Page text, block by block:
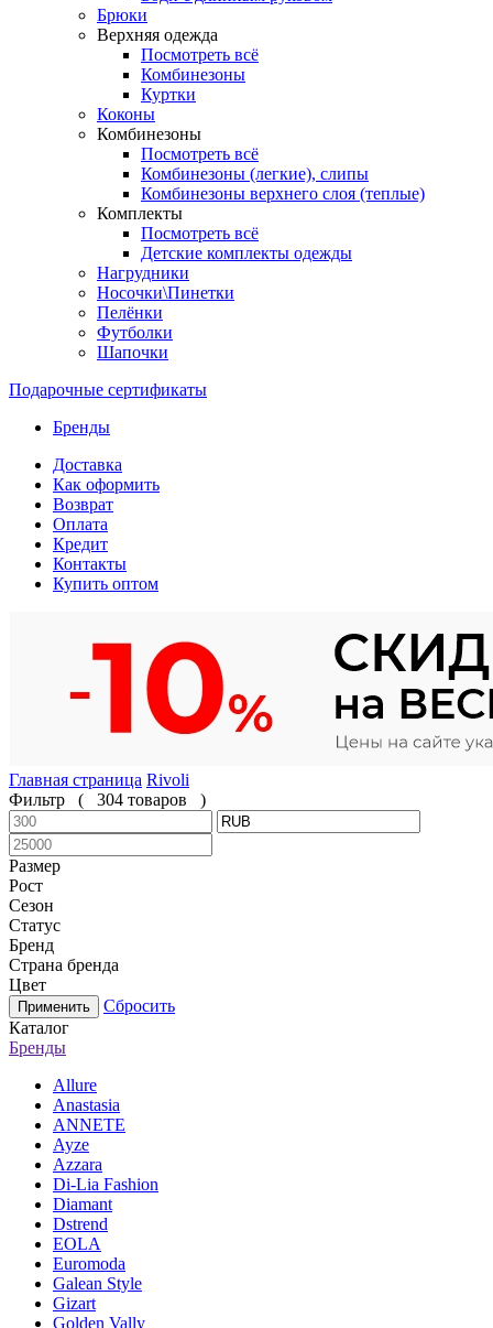
Брюки
Верхняя одежда
Посмотреть всё
Комбинезоны
Куртки
Коконы
Комбинезоны
Посмотреть всё
Комбинезоны (легкие), слипы
Комбинезоны верхнего слоя (теплые)
Комплекты
Посмотреть всё
Детские комплекты одежды
Нагрудники
Носочки\Пинетки
Пелёнки
Футболки
Шапочки
Подарочные сертификаты
Бренды
Доставка
Как оформить
Возврат
Оплата
Кредит
Контакты
Купить оптом
Главная страница Rivoli
Фильтр
( 304 товаров )
Размер
Рост
Сезон
Статус
Бренд
Страна бренда
Цвет
Сбросить
Каталог
Бренды
Allure
Anastasia
ANNETE
Ayze
Azzara
Di-Lia Fashion
Diamant
Dstrend
EOLA
Euromoda
Galean Style
Gizart
Golden Vally